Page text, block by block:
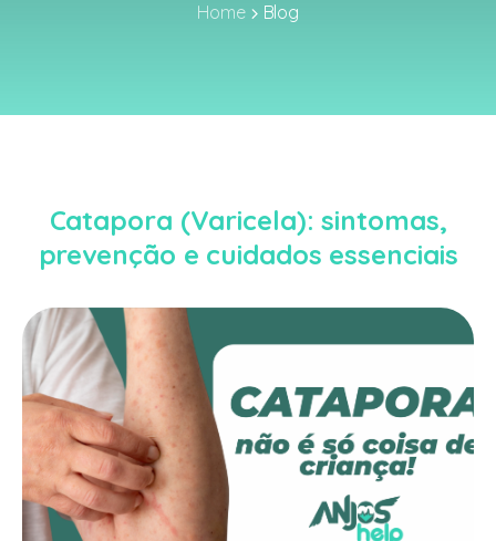
Home Blog
Catapora (Varicela): sintomas,
prevenção e cuidados essenciais